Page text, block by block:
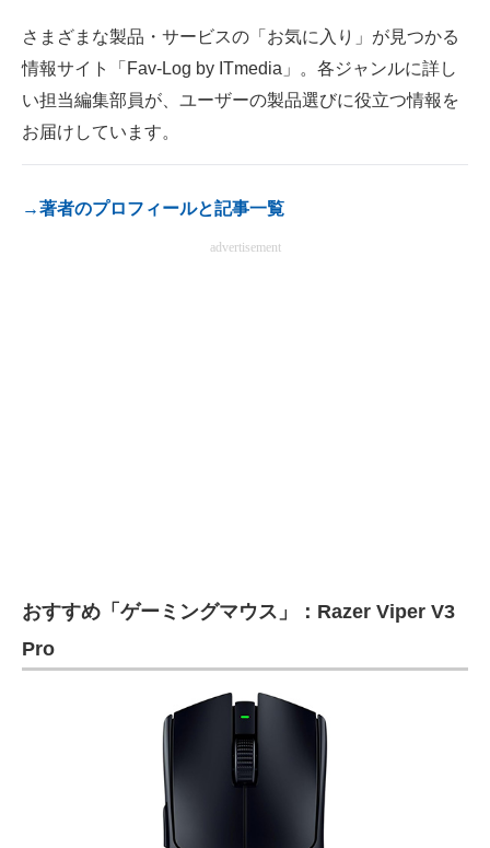
さまざまな製品・サービスの「お気に入り」が見つかる
情報サイト「Fav-Log by ITmedia」。各ジャンルに詳し
い担当編集部員が、ユーザーの製品選びに役立つ情報を
お届けしています。
→著者のプロフィールと記事一覧
advertisement
おすすめ「ゲーミングマウス」：Razer Viper V3
Pro